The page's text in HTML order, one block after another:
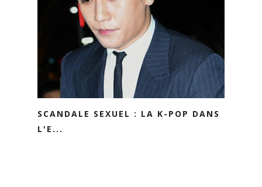
SCANDALE SEXUEL : LA K-POP DANS
L'E...